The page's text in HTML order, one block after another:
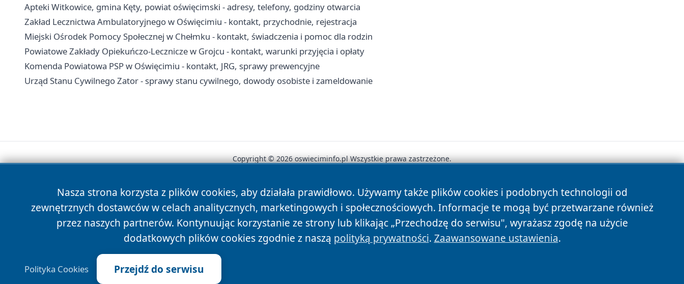
Apteki Witkowice, gmina Kęty, powiat oświęcimski - adresy, telefony, godziny otwarcia
Zakład Lecznictwa Ambulatoryjnego w Oświęcimiu - kontakt, przychodnie, rejestracja
Miejski Ośrodek Pomocy Społecznej w Chełmku - kontakt, świadczenia i pomoc dla rodzin
Powiatowe Zakłady Opiekuńczo-Lecznicze w Grojcu - kontakt, warunki przyjęcia i opłaty
Komenda Powiatowa PSP w Oświęcimiu - kontakt, JRG, sprawy prewencyjne
Urząd Stanu Cywilnego Zator - sprawy stanu cywilnego, dowody osobiste i zameldowanie
Nasza strona korzysta z plików cookies, aby działała prawidłowo. Używamy także plików cookies i podobnych technologii od
zewnętrznych dostawców w celach analitycznych, marketingowych i społecznościowych. Informacje te mogą być przetwarzane również
przez naszych partnerów. Kontynuując korzystanie ze strony lub klikając „Przechodzę do serwisu", wyrażasz zgodę na użycie
dodatkowych plików cookies zgodnie z naszą polityką prywatności. Zaawansowane ustawienia.
Polityka Cookies Przejdź do serwisu
Copyright © 2026 oswieciminfo.pl Wszystkie prawa zastrzeżone.
News Autorzy Polityka Prywatności Polityka Cookies